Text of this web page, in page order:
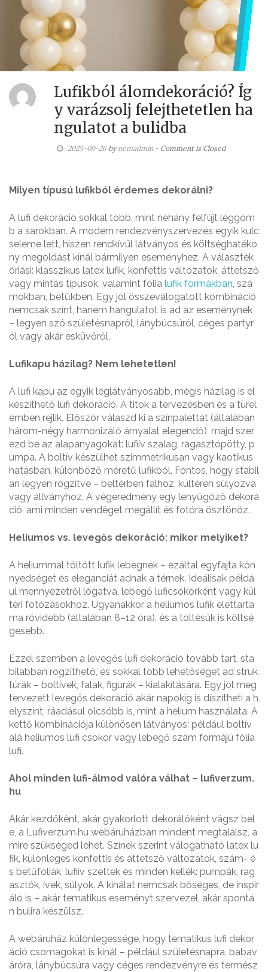
Lufikból álomdekoráció? Íg
y varázsolj felejthetetlen ha
ngulatot a bulidba
2025-09-26bynemadmin - Comment is Closed
Milyen típusú lufikból érdemes dekorálni?
A lufi dekoráció sokkal több, mint néhány felfújt léggöm
b a sarokban. A modern rendezvényszervezés egyik kulc
seleme lett, hiszen rendkívül látványos és költséghatéko
ny megoldást kínál bármilyen eseményhez. A választék
óriási: klasszikus latex lufik, konfettis változatok, áttetsző
vagy mintás típusok, valamint fólia lufik formákban, szá
mokban, betűkben. Egy jól összeválogatott kombináció
nemcsak színt, hanem hangulatot is ad az eseménynek
– legyen szó születésnapról, lánybúcsúról, céges partyr
ól vagy akár esküvőről.
Lufikapu házilag? Nem lehetetlen!
A lufi kapu az egyik leglátványosabb, mégis házilag is el
készíthető lufi dekoráció. A titok a tervezésben és a türel
emben rejlik. Először válaszd ki a színpalettát (általában
három-négy harmonizáló árnyalat elegendő), majd szer
ezd be az alapanyagokat: lufiív szalag, ragasztópötty, p
umpa. A boltív készülhet szimmetrikusan vagy kaotikus
hatásban, különböző méretű lufikból. Fontos, hogy stabil
an legyen rögzítve – beltérben falhoz, kültéren súlyozva
vagy állványhoz. A végeredmény egy lenyűgöző dekorá
ció, ami minden vendéget megállít és fotóra ösztönöz.
Heliumos vs. levegős dekoráció: mikor melyiket?
A heliummal töltött lufik lebegnek – ezáltal egyfajta kön
nyedséget és eleganciát adnak a térnek. Ideálisak példá
ul mennyezetről lógatva, lebegő luficsokorként vagy kül
téri fotózásokhoz. Ugyanakkor a heliumos lufik élettarta
ma rövidebb (általában 8–12 óra), és a töltésük is költsé
gesebb.
Ezzel szemben a levegős lufi dekoráció tovább tart, sta
bilabban rögzíthető, és sokkal több lehetőséget ad struk
túrák – boltívek, falak, figurák – kialakítására. Egy jól meg
tervezett levegős dekoráció akár napokig is díszítheti a h
elyszínt, ráadásul olcsóbb is, mint a helium használata. A
kettő kombinációja különösen látványos: például boltív
alá heliumos lufi csokor vagy lebegő szám formájú fólia
lufi.
Ahol minden lufi-álmod valóra válhat – lufiverzum.
hu
Akár kezdőként, akár gyakorlott dekorálóként vágsz bel
e, a Lufiverzum.hu webáruházban mindent megtalálsz, a
mire szükséged lehet. Színek szerint válogatható latex lu
fik, különleges konfettis és áttetsző változatok, szám- é
s betűfóliák, lufiív szettek és minden kellék: pumpák, rag
asztók, ívek, súlyok. A kínálat nemcsak bőséges, de inspir
áló is – akár tematikus eseményt szervezel, akár spontá
n bulira készülsz.
A webáruház különlegessége, hogy tematikus lufi dekor
áció csomagokat is kínál – például születésnapra, babav
áróra, lánybúcsúra vagy céges rendezvényre és termész